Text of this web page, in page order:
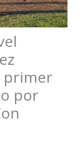
primer
por